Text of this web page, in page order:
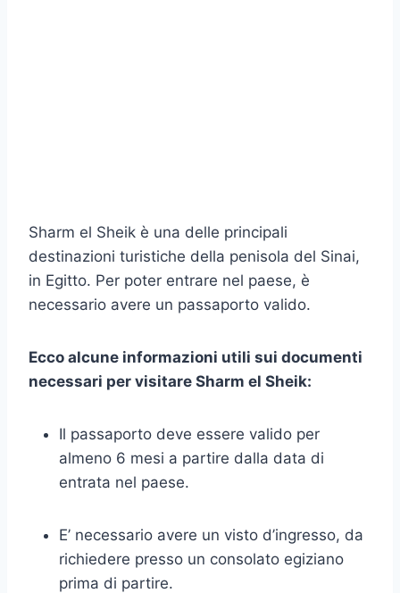
Sharm el Sheik è una delle principali
destinazioni turistiche della penisola del Sinai,
in Egitto. Per poter entrare nel paese, è
necessario avere un passaporto valido.
Ecco alcune informazioni utili sui documenti
necessari per visitare Sharm el Sheik:
Il passaporto deve essere valido per
almeno 6 mesi a partire dalla data di
entrata nel paese.
E’ necessario avere un visto d’ingresso, da
richiedere presso un consolato egiziano
prima di partire.